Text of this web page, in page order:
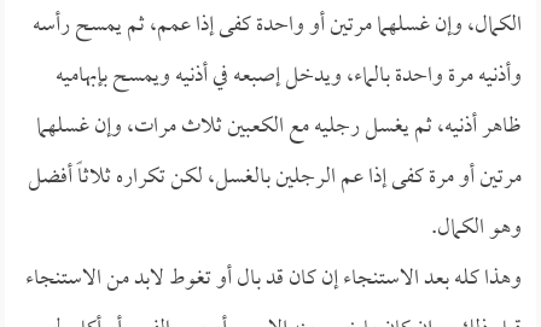
الكمال، وإن غسلهما مرتين أو واحدة كفى إذا عمم، ثم يمسح رأسه
وأذنيه مرة واحدة بالماء، ويدخل إصبعه في أذنيه ويمسح بإبهاميه
ظاهر أذنيه، ثم يغسل رجليه مع الكعبين ثلاث مرات، وإن غسلهما
مرتين أو مرة كفى إذا عم الرجلين بالغسل، لكن تكراره ثلاثاً أفضل
وهو الكمال.
وهذا كله بعد الاستنجاء إن كان قد بال أو تغوط لابد من الاستنجاء